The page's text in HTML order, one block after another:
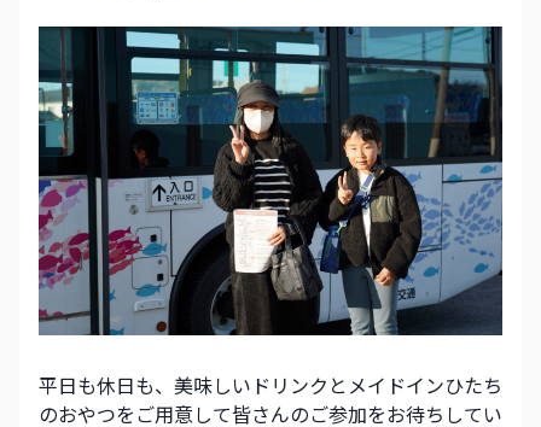
平日も休日も、美味しいドリンクとメイドインひたち
のおやつをご用意して皆さんのご参加をお待ちしてい